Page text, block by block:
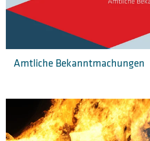
Amtliche Bekanntmachungen